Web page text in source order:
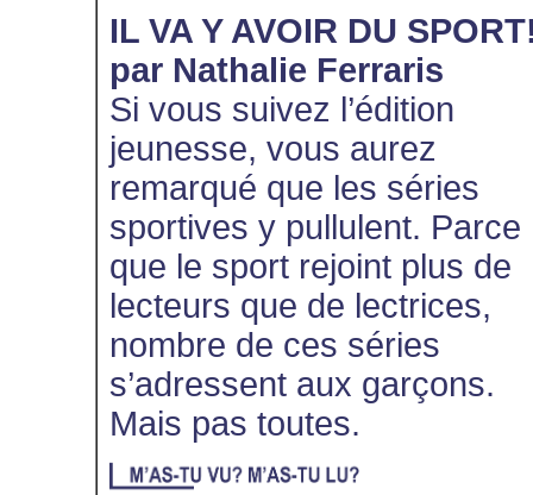
IL VA Y AVOIR DU
par Nathalie Ferraris
Si vous suivez l’édition
jeunesse, vous aurez
remarqué que les séries
sportives y pullulent. Parce
que le sport rejoint plus de
lecteurs que de lectrices,
nombre de ces séries
s’adressent aux garçons.
Mais pas toutes.